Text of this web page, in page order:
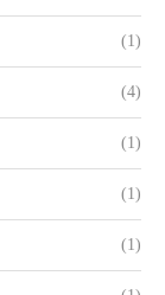
(1)
(4)
(1)
(1)
(1)